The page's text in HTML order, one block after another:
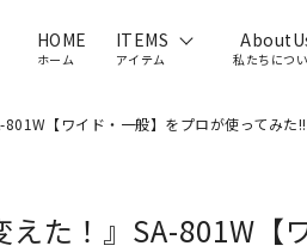
HOME
ホーム
ITEMS
アイテム 私たちにつ
801W【ワイド・一般】をプロが使ってみた!!
えた！』SA-801W